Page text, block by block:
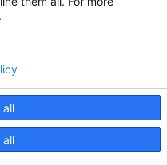
per
all
all